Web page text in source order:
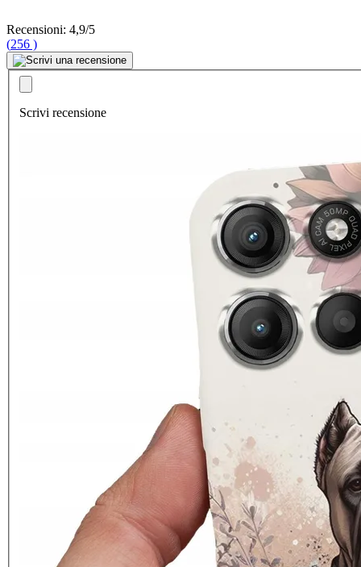
Recensioni: 4,9/5
(256 )
Scrivi recensione